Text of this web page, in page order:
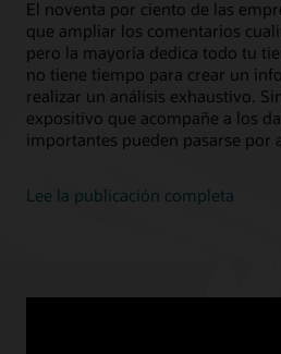
El noventa por ciento de las
que ampliar los comentarios
pero la mayoría dedica todo tu
no tiene tiempo para crear un
realizar un análisis exhaustivo.
expositivo que acompañe a los
importantes pueden pasarse por
Lee la publicación completa